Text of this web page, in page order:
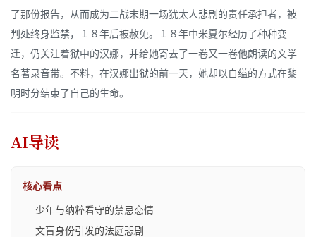
了那份报告，从而成为二战末期一场犹太人悲剧的责任承担者，被
判处终身监禁，１８年后被赦免。１８年中米夏尔经历了种种变
迁，仍关注着狱中的汉娜，并给她寄去了一卷又一卷他朗读的文学
名著录音带。不料，在汉娜出狱的前一天，她却以自缢的方式在黎
明时分结束了自己的生命。
AI导读
核心看点
少年与纳粹看守的禁忌恋情
文盲身份引发的法庭悲剧